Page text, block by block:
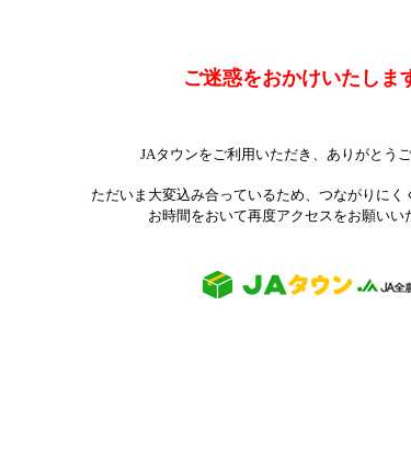
ご迷惑をおかけいたしま
JAタウンをご利用いただき、ありがとうご
ただいま大変込み合っているため、つながりにく
お時間をおいて再度アクセスをお願いい